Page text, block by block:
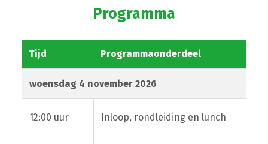
Programma
Tijd Programmaonderdeel
woensdag 4 november 2026
12:00 uur Inloop, rondleiding en lunch